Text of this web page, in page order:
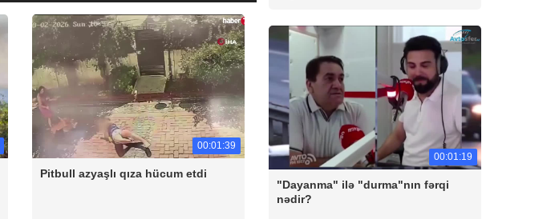
00:01:39
Pitbull azyaşlı qıza hücum etdi
00:01:19
"Dayanma" ilə "durma"nın fərqi
nədir?